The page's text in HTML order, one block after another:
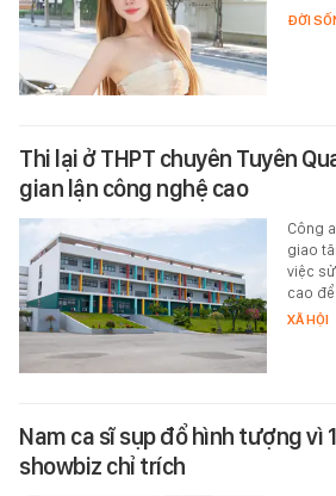
ĐỜI
Thi lại ở THPT chuyên Tuyên
gian lận công nghệ cao
Công
giao
việc
cao
XÃ HỘI
Nam ca sĩ sụp đổ hình tượng vì
showbiz chỉ trích